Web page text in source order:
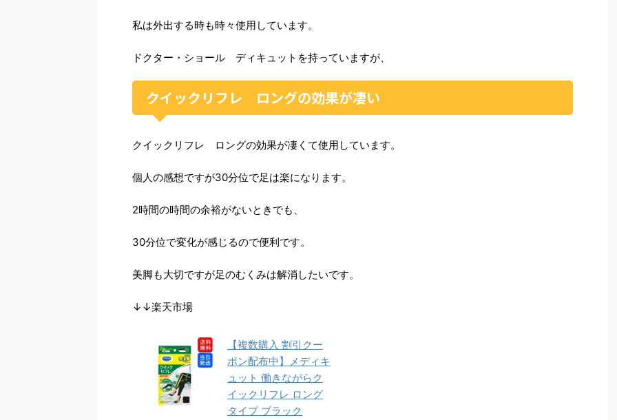
私は外出する時も時々使用しています。
ドクター・ショール ディキュットを持っていますが、
クイックリフレ ロングの効果が凄い
クイックリフレ ロングの効果が凄くて使用しています。
個人の感想ですが30分位で足は楽になります。
2時間の時間の余裕がないときでも、
30分位で変化が感じるので便利です。
美脚も大切ですが足のむくみは解消したいです。
↓↓楽天市場
【複数購入 割引クー
ポン配布中】メディキ
ュット 働きながらク
イックリフレ ロング
タイプ ブラック